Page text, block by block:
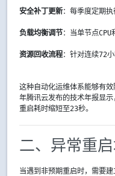
安全补丁更新：每季度定期
负载均衡调节 ：当单节点
资源回收流程：针对连续72
这种自动化运维体系能够有
年腾讯云发布的技术年报显
重启耗时缩短至23秒。
二、异常重
当遇到非预期重启时，需要